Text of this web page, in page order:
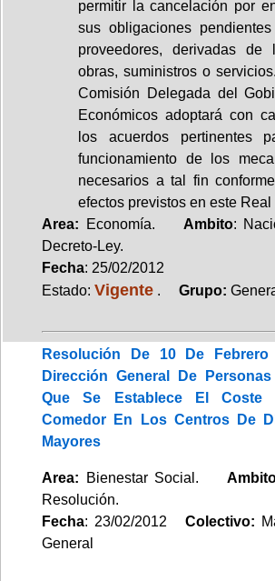
permitir la cancelación por
sus obligaciones
proveedores, derivadas de
obras, suministros o
Comisión Delegada del
Económicos adoptará con
los acuerdos pertinentes
funcionamiento de los
necesarios a tal fin
efectos previstos en este Real
Area: Economía. Ambito:
Decreto-Ley.
Fecha: 25/02/2012
Estado: Vigente . Grupo:
Resolución De 10 De
Dirección General De
Que Se Establece El Coste
Comedor En Los Centros De
Mayores
Area: Bienestar Social.
Resolución.
Fecha: 23/02/2012 Colectivo:
General